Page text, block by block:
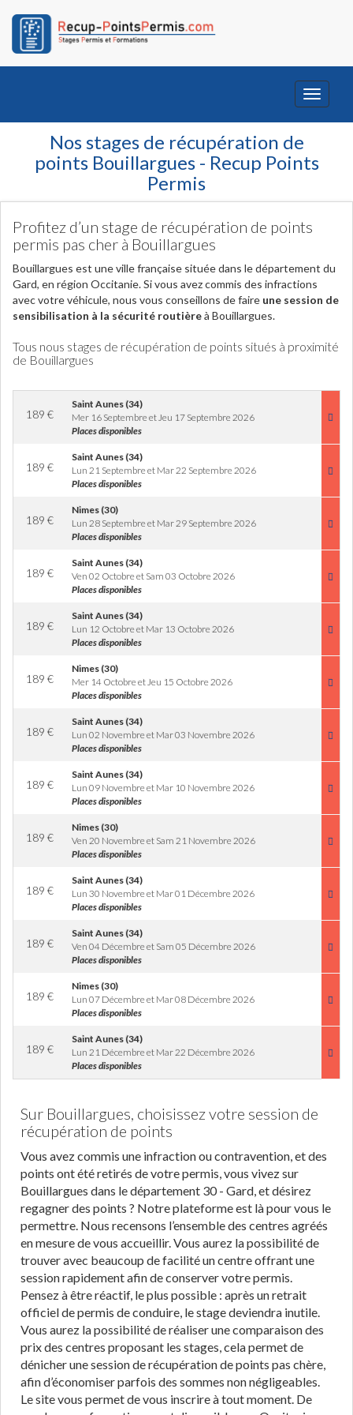
Toggle
Nos stages de récupération de
points Bouillargues - Recup Points
Permis
Profitez d’un stage de récupération de points
permis pas cher à Bouillargues
Bouillargues est une ville française située dans le département du
Gard, en région Occitanie. Si vous avez commis des infractions
avec votre véhicule, nous vous conseillons de faire une session de
sensibilisation à la sécurité routièreà Bouillargues.
Tous nous stages de récupération de points situés à proximité
de Bouillargues
189 €
Saint Aunes (34)
Mer 16 Septembre et Jeu 17 Septembre 2026
Places disponibles
189 €
Saint Aunes (34)
Lun 21 Septembre et Mar 22 Septembre 2026
Places disponibles
189 €
Nimes (30)
Lun 28 Septembre et Mar 29 Septembre 2026
Places disponibles
189 €
Saint Aunes (34)
Ven 02 Octobre et Sam 03 Octobre 2026
Places disponibles
189 €
Saint Aunes (34)
Lun 12 Octobre et Mar 13 Octobre 2026
Places disponibles
189 €
Nimes (30)
Mer 14 Octobre et Jeu 15 Octobre 2026
Places disponibles
189 €
Saint Aunes (34)
Lun 02 Novembre et Mar 03 Novembre 2026
Places disponibles
189 €
Saint Aunes (34)
Lun 09 Novembre et Mar 10 Novembre 2026
Places disponibles
189 €
Nimes (30)
Ven 20 Novembre et Sam 21 Novembre 2026
Places disponibles
189 €
Saint Aunes (34)
Lun 30 Novembre et Mar 01 Décembre 2026
Places disponibles
189 €
Saint Aunes (34)
Ven 04 Décembre et Sam 05 Décembre 2026
Places disponibles
189 €
Nimes (30)
Lun 07 Décembre et Mar 08 Décembre 2026
Places disponibles
189 €
Saint Aunes (34)
Lun 21 Décembre et Mar 22 Décembre 2026
Places disponibles
Sur Bouillargues, choisissez votre session de
récupération de points
Vous avez commis une infraction ou contravention, et des
points ont été retirés de votre permis, vous vivez sur
Bouillargues dans le département 30 - Gard, et désirez
regagner des points ? Notre plateforme est là pour vous le
permettre. Nous recensons l’ensemble des centres agréés
en mesure de vous accueillir. Vous aurez la possibilité de
trouver avec beaucoup de facilité un centre offrant une
session rapidement afin de conserver votre permis.
Pensez à être réactif, le plus possible : après un retrait
officiel de permis de conduire, le stage deviendra inutile.
Vous aurez la possibilité de réaliser une comparaison des
prix des centres proposant les stages, cela permet de
dénicher une session de récupération de points pas chère,
afin d’économiser parfois des sommes non négligeables.
Le site vous permet de vous inscrire à tout moment. De